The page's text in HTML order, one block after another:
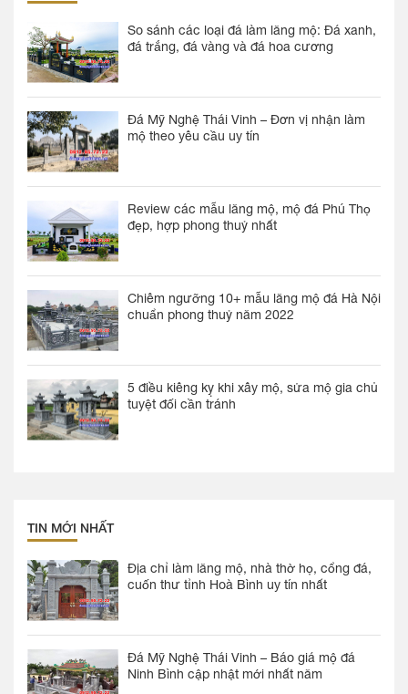
So sánh các loại đá làm lăng mộ: Đá xanh,
đá trắng, đá vàng và đá hoa cương
Đá Mỹ Nghệ Thái Vinh – Đơn vị nhận làm
mộ theo yêu cầu uy tín
Review các mẫu lăng mộ, mộ đá Phú Thọ
đẹp, hợp phong thuỷ nhất
Chiêm ngưỡng 10+ mẫu lăng mộ đá Hà Nội
chuẩn phong thuỷ năm 2022
5 điều kiêng kỵ khi xây mộ, sửa mộ gia chủ
tuyệt đối cần tránh
TIN MỚI NHẤT
Địa chỉ làm lăng mộ, nhà thờ họ, cổng đá,
cuốn thư tỉnh Hoà Bình uy tín nhất
Đá Mỹ Nghệ Thái Vinh – Báo giá mộ đá
Ninh Bình cập nhật mới nhất năm